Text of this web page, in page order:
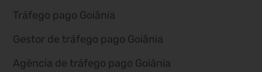
Tráfego pago Goiânia
Gestor de tráfego pago Goiânia
Agência de tráfego pago Goiânia